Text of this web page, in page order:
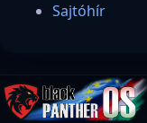
Sajtóhír